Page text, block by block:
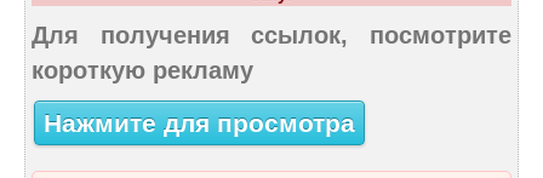
Для получения ссылок, посмотрите
короткую рекламу
Нажмите для просмотра